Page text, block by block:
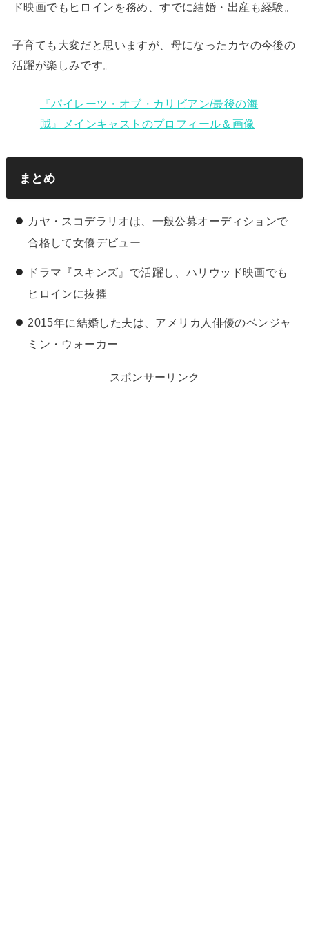
ド映画でもヒロインを務め、すでに結婚・出産も経験。
子育ても大変だと思いますが、母になったカヤの今後の
活躍が楽しみです。
『パイレーツ・オブ・カリビアン/最後の海
賊』メインキャストのプロフィール＆画像
まとめ
カヤ・スコデラリオは、一般公募オーディションで
合格して女優デビュー
ドラマ『スキンズ』で活躍し、ハリウッド映画でも
ヒロインに抜擢
2015年に結婚した夫は、アメリカ人俳優のベンジャ
ミン・ウォーカー
スポンサーリンク